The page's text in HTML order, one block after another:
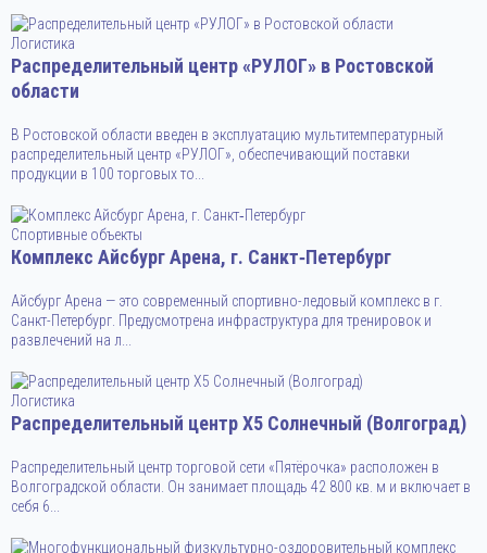
Логистика
Распределительный центр «РУЛОГ» в Ростовской
области
В Ростовской области введен в эксплуатацию мультитемпературный
распределительный центр «РУЛОГ», обеспечивающий поставки
продукции в 100 торговых то...
Спортивные объекты
Комплекс Айсбург Арена, г. Санкт‑Петербург
Айсбург Арена — это современный спортивно-ледовый комплекс в г.
Санкт-Петербург. Предусмотрена инфраструктура для тренировок и
развлечений на л...
Логистика
Распределительный центр X5 Солнечный (Волгоград)
Распределительный центр торговой сети «Пятёрочка» расположен в
Волгоградской области. Он занимает площадь 42 800 кв. м и включает в
себя 6...